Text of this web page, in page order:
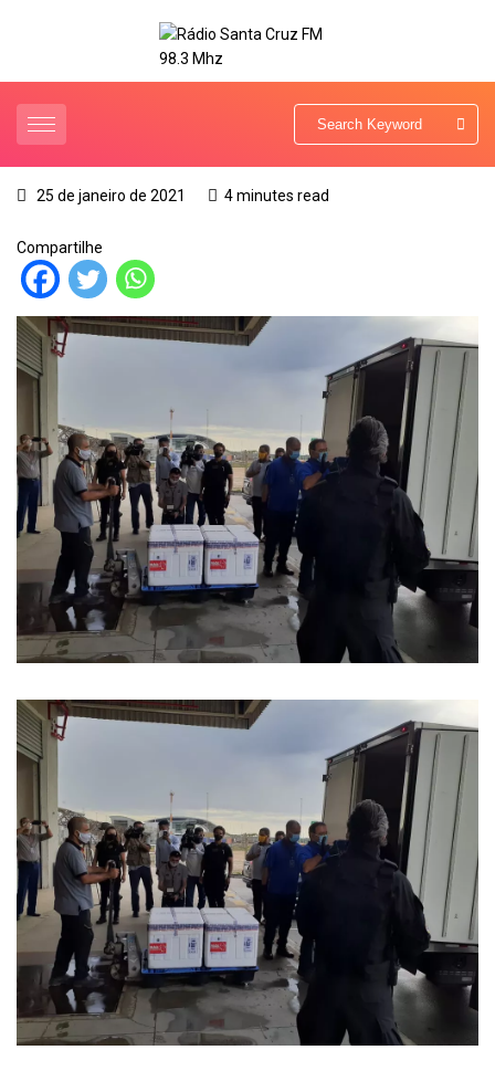
25 de janeiro de 2021 4 minutes read
Compartilhe